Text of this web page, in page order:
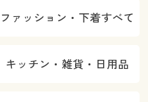
ファッション・下着すべて
キッチン・雑貨・日用品